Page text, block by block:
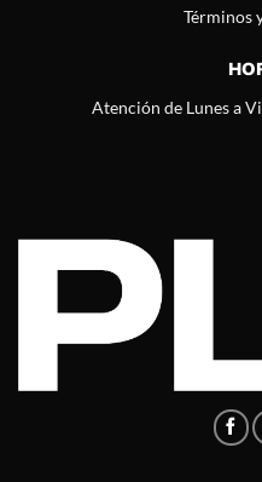
Términos
Atención de Lunes a